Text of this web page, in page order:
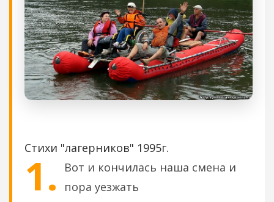
Стихи "лагерников" 1995г.
1.
Вот и кончилась наша смена и
пора уезжать